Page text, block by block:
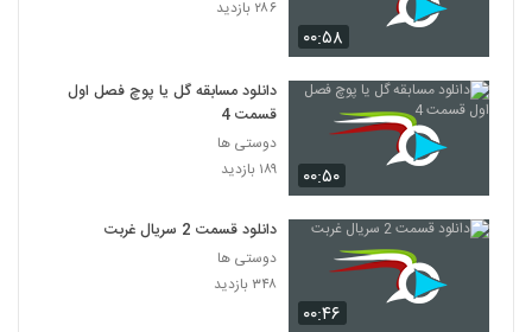
۰۰:۵۸
۲۸۶ بازدید
۰۰:۵۰
دانلود مسابقه گل یا پوچ فصل اول
قسمت 4
دوستی ها
۱۸۹ بازدید
۰۰:۴۶
دانلود قسمت 2 سریال غربت
دوستی ها
۳۴۸ بازدید